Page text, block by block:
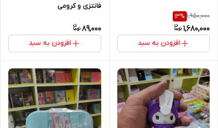
1,950,000
13%
1,680,000
افزودن به سبد
فانتزی و کرومی
89,000
افزودن به سبد